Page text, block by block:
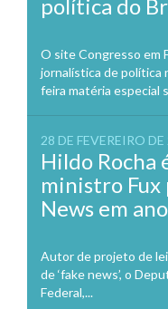
política do
O site Congresso em
jornalística de política
feira matéria especial
28 DE FEVEREIRO
Hildo Rocha
ministro
News em
Autor de projeto de
de ‘fake news’, o
Federal,...